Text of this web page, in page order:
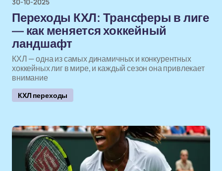
Переходы КХЛ: Трансферы в лиге
— как меняется хоккейный
ландшафт
КХЛ — одна из самых динамичных и конкурентных
хоккейных лиг в мире, и каждый сезон она привлекает
внимание
КХЛ переходы